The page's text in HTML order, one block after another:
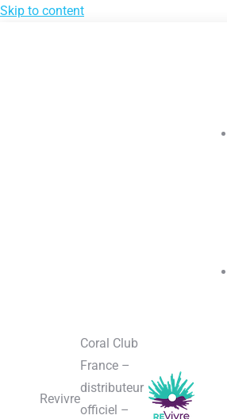
Skip to content
Revivre
Coral Club
France –
distributeur
officiel –